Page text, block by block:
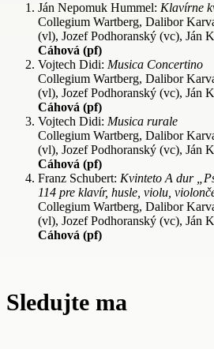
Ján Nepomuk Hummel: Klavírne
Collegium Wartberg, Dalibor
(vl), Jozef Podhoranský (vc), Ján
Cáhová (pf)
Vojtech Didi: Musica Concertino
Collegium Wartberg, Dalibor
(vl), Jozef Podhoranský (vc), Ján
Cáhová (pf)
Vojtech Didi: Musica rurale
Collegium Wartberg, Dalibor
(vl), Jozef Podhoranský (vc), Ján
Cáhová (pf)
Franz Schubert: Kvinteto A dur
114 pre klavír, husle, violu,
Collegium Wartberg, Dalibor
(vl), Jozef Podhoranský (vc), Ján
Cáhová (pf)
Sledujte ma